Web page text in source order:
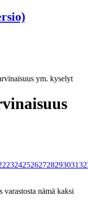
ym. kyselyt
23242526272829303132
nämä kaksi